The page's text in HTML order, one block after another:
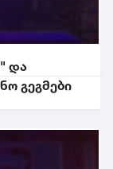
და
გეგმები